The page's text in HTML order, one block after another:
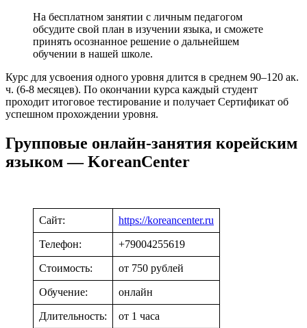
На бесплатном занятии с личным педагогом
обсудите свой план в изучении языка, и сможете
принять осознанное решение о дальнейшем
обучении в нашей школе.
Курс для усвоения одного уровня длится в среднем 90–120 ак.
ч. (6-8 месяцев). По окончании курса каждый студент
проходит итоговое тестирование и получает Сертификат об
успешном прохождении уровня.
Групповые онлайн-занятия корейским
языком — KoreanCenter
Сайт: https://koreancenter.ru
Телефон: +79004255619
Стоимость: от 750 рублей
Обучение: онлайн
Длительность: от 1 часа